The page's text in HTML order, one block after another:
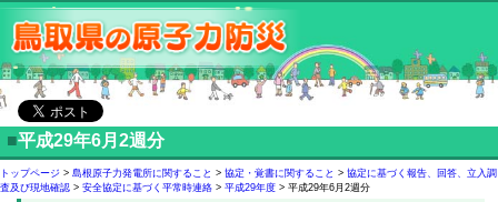
■平成29年6月2週分
トップページ > 島根原子力発電所に関すること > 協定・覚書に関すること > 協定に基づく報告、回答、立入調
査及び現地確認 > 安全協定に基づく平常時連絡 > 平成29年度 > 平成29年6月2週分